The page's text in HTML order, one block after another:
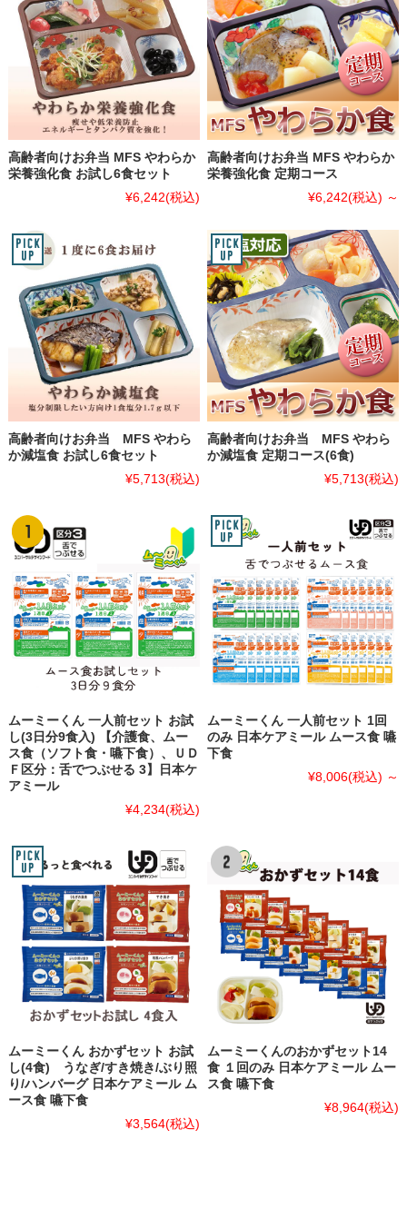
高齢者向けお弁当 MFS やわらか
栄養強化食 お試し6食セット
¥6,242(税込)
高齢者向けお弁当 MFS やわらか
栄養強化食 定期コース
¥6,242(税込) ～
高齢者向けお弁当 MFS やわら
か減塩食 お試し6食セット
¥5,713(税込)
高齢者向けお弁当 MFS やわら
か減塩食 定期コース(6食)
¥5,713(税込)
ムーミーくん 一人前セット お試
し(3日分9食入) 【介護食、ムー
ス食（ソフト食・嚥下食）、ＵＤ
Ｆ区分：舌でつぶせる 3】日本ケ
アミール
¥4,234(税込)
ムーミーくん 一人前セット 1回
のみ 日本ケアミール ムース食 嚥
下食
¥8,006(税込) ～
ムーミーくん おかずセット お試
し(4食) うなぎ/すき焼き/ぶり照
り/ハンバーグ 日本ケアミール ム
ース食 嚥下食
¥3,564(税込)
ムーミーくんのおかずセット14
食 １回のみ 日本ケアミール ムー
ス食 嚥下食
¥8,964(税込)